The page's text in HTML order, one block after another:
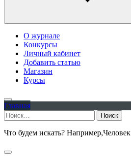
О журнале
Конкурсы
Личный кабинет
Добавить статью
Магазин
Курсы
Главная
Найти:
Что будем искать? Например,Человек